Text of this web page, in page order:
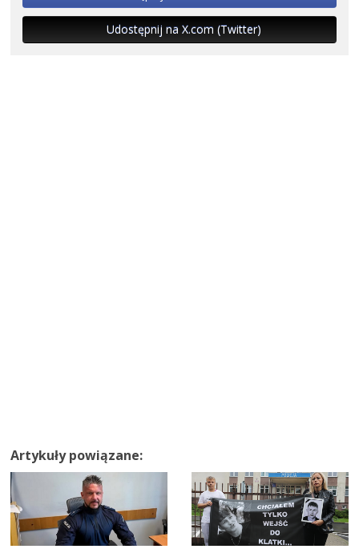
Udostępnij na X.com (Twitter)
Artykuły powiązane: